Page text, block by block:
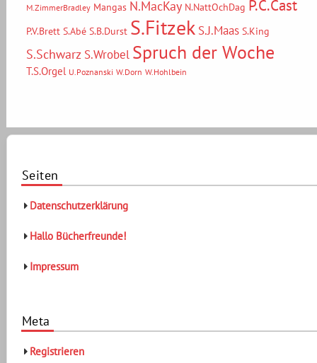
M.ZimmerBradley Mangas N.MacKay N.NattOchDag P.C.Cast
P.V.Brett S.Abé S.B.Durst S.Fitzek S.J.Maas S.King
S.Schwarz S.Wrobel Spruch der Woche
T.S.Orgel U.Poznanski W.Dorn W.Hohlbein
Seiten
Datenschutzerklärung
Hallo Bücherfreunde!
Impressum
Meta
Registrieren